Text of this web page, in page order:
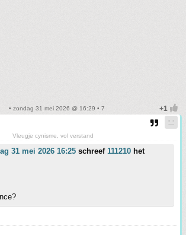
• zondag 31 mei 2026 @ 16:29 • 7
Vleugje cynisme, vol verstand
31 mei 2026 16:25 schreef 111210 het